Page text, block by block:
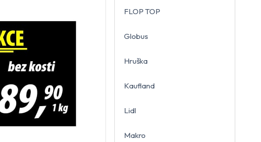
FLOP TOP
Globus
Hruška
Kaufland
Lidl
Makro